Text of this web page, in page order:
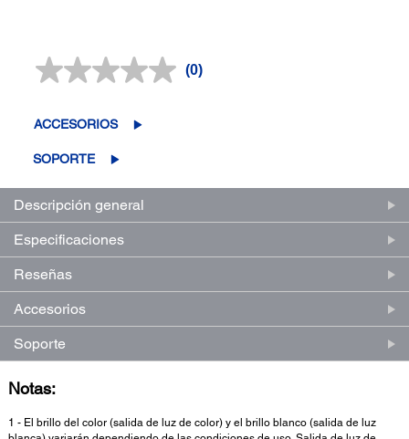
Sin
(0)
ACCESORIOS
SOPORTE
Descripción general
Especificaciones
Reseñas
Accesorios
Soporte
Notas:
1 - El brillo del color (salida de luz de color) y el brillo blanco (salida de luz